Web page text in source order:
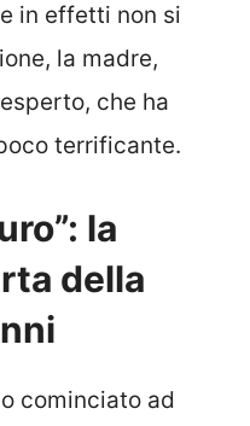
in effetti non si
la madre,
che ha
terrificante.
la
della
cominciato ad